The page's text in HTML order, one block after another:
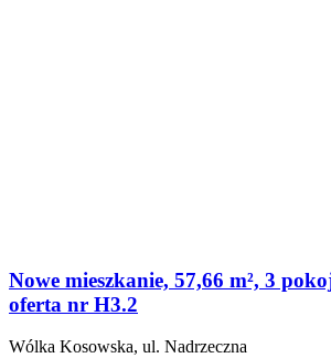
Nowe mieszkanie, 57,66 m², 3
oferta nr H3.2
Wólka Kosowska, ul. Nadrzeczna